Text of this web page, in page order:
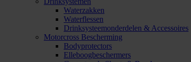
Waterzakken
Waterflessen
Drinksysteemonderdelen & Accessoires
Motorcross Bescherming
Bodyprotectors
Elleboogbeschermers